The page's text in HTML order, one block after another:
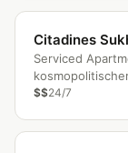
Citadines
Serviced
$$24/7